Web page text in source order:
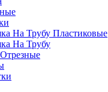
На Трубу Пластиковые
На Трубу